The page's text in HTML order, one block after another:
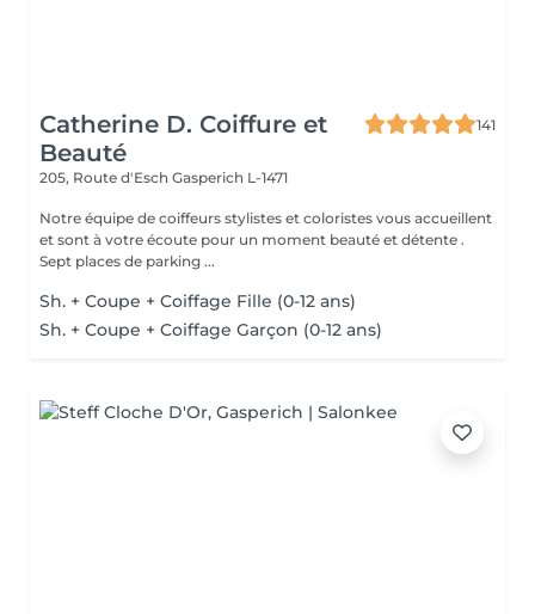
Catherine D. Coiffure et
Beauté
141
205, Route d'Esch Gasperich L-1471
Notre équipe de coiffeurs stylistes et coloristes vous accueillent
et sont à votre écoute pour un moment beauté et détente .
Sept places de parking ...
Sh. + Coupe + Coiffage Fille (0-12 ans)
Sh. + Coupe + Coiffage Garçon (0-12 ans)